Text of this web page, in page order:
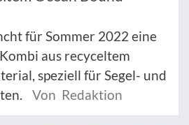
für Sommer 2022 eine
aus recyceltem
speziell für Segel- und
Von Redaktion